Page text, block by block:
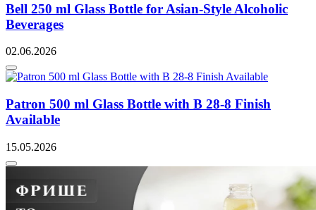
Bell 250 ml Glass Bottle for Asian-Style Alcoholic
Beverages
02.06.2026
Patron 500 ml Glass Bottle with B 28-8 Finish
Available
15.05.2026